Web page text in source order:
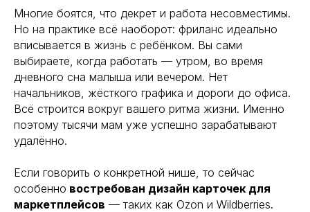
Многие боятся, что декрет и работа несовместимы.
Но на практике всё наоборот: фриланс идеально
вписывается в жизнь с ребёнком. Вы сами
выбираете, когда работать — утром, во время
дневного сна малыша или вечером. Нет
начальников, жёсткого графика и дороги до офиса.
Всё строится вокруг вашего ритма жизни. Именно
поэтому тысячи мам уже успешно зарабатывают
удалённо.
Если говорить о конкретной нише, то сейчас
особенно востребован дизайн карточек для
маркетплейсов — таких как Ozon и Wildberries.